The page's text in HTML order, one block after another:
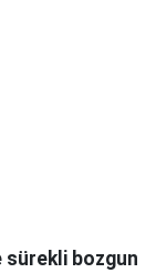
sürekli bozgun